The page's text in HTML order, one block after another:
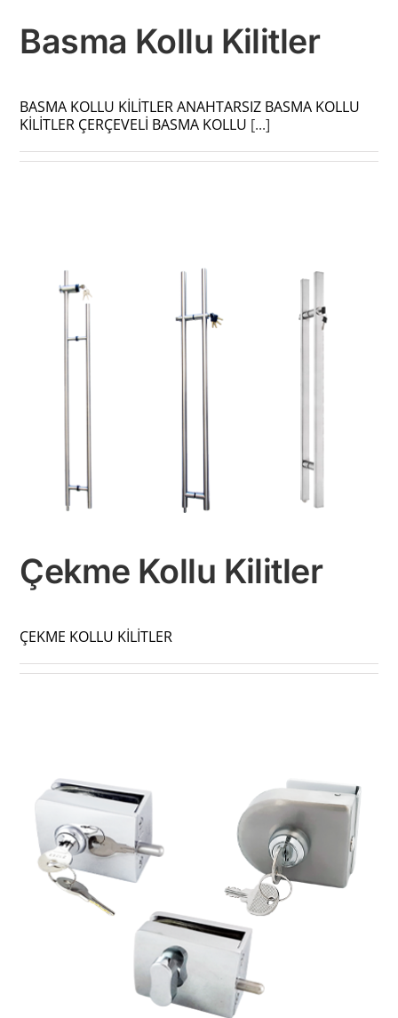
Basma Kollu Kilitler
BASMA KOLLU KİLİTLER ANAHTARSIZ BASMA KOLLU
KİLİTLER ÇERÇEVELİ BASMA KOLLU [...]
Çekme Kollu Kilitler
ÇEKME KOLLU KİLİTLER